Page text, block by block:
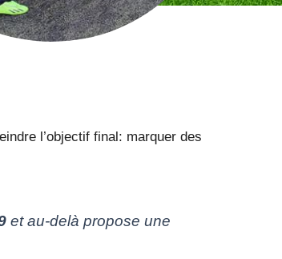
l’objectif final: marquer des
et au-delà propose une